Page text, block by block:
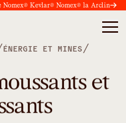
Nomex® Kevlar® Nomex® la Arclin
ÉNERGIE ET MINES /
et